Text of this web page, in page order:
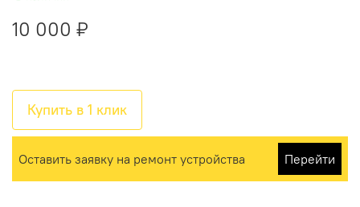
10 000 ₽
Купить в 1 клик
Оставить заявку на ремонт устройства Перейти